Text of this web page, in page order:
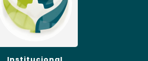
para Drogados
Alcoolismo
para Dependentes
Alcoolismo